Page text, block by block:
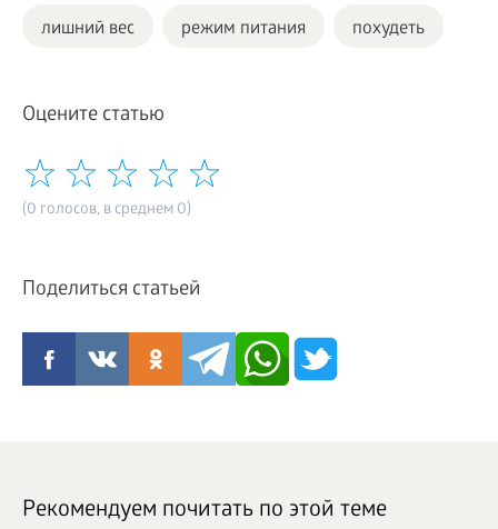
лишний вес режим питания похудеть
Оцените статью
(0 голосов, в среднем 0)
Поделиться статьей
Рекомендуем почитать по этой теме